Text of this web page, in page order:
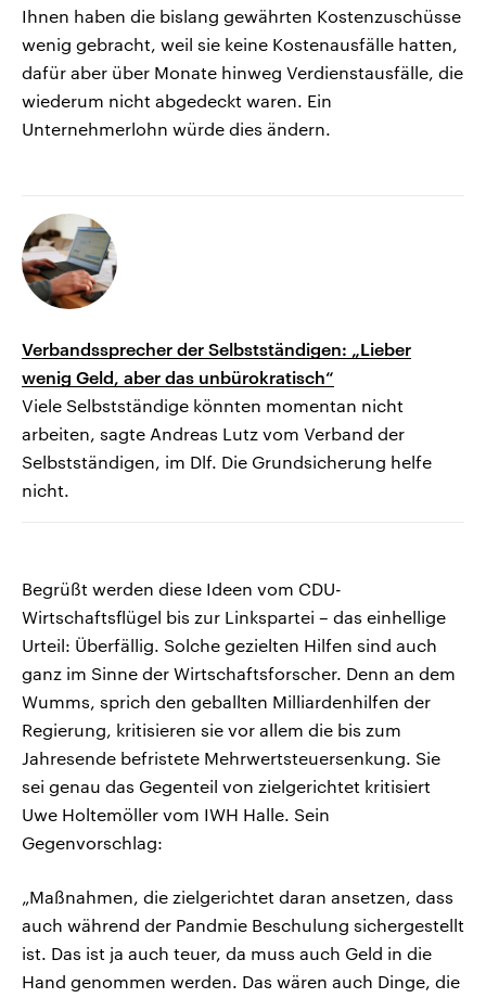
Ihnen haben die bislang gewährten Kostenzuschüsse
wenig gebracht, weil sie keine Kostenausfälle hatten,
dafür aber über Monate hinweg Verdienstausfälle, die
wiederum nicht abgedeckt waren. Ein
Unternehmerlohn würde dies ändern.
Verbandssprecher der Selbstständigen: „Lieber
wenig Geld, aber das unbürokratisch“
Viele Selbstständige könnten momentan nicht
arbeiten, sagte Andreas Lutz vom Verband der
Selbstständigen, im Dlf. Die Grundsicherung helfe
nicht.
Begrüßt werden diese Ideen vom CDU-
Wirtschaftsflügel bis zur Linkspartei – das einhellige
Urteil: Überfällig. Solche gezielten Hilfen sind auch
ganz im Sinne der Wirtschaftsforscher. Denn an dem
Wumms, sprich den geballten Milliardenhilfen der
Regierung, kritisieren sie vor allem die bis zum
Jahresende befristete Mehrwertsteuersenkung. Sie
sei genau das Gegenteil von zielgerichtet kritisiert
Uwe Holtemöller vom IWH Halle. Sein
Gegenvorschlag:
„Maßnahmen, die zielgerichtet daran ansetzen, dass
auch während der Pandmie Beschulung sichergestellt
ist. Das ist ja auch teuer, da muss auch Geld in die
Hand genommen werden. Das wären auch Dinge, die